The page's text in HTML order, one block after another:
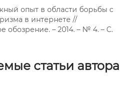
опыт в области борьбы с
в интернете //
обозрение. – 2014. – № 4. – С.
статьи автора